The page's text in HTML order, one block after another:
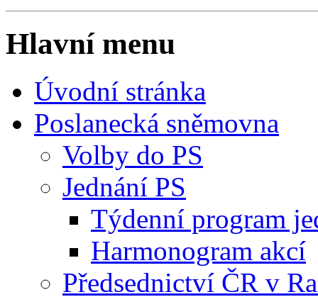
Hlavní menu
Úvodní stránka
Poslanecká sněmovna
Volby do PS
Jednání PS
Týdenní program
Harmonogram akcí
Předsednictví ČR v